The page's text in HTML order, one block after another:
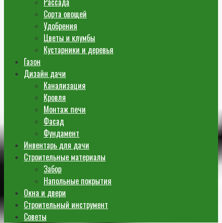
Сорта овощей
Удобрения
Цветы и клумбы
Кустарники и деревья
Газон
Дизайн дачи
Канализация
Кровля
Монтаж печи
Фасад
Фундамент
Инвентарь для дачи
Строительные материалы
Забор
Напольные покрытия
Окна и двери
Строительный инструмент
Советы